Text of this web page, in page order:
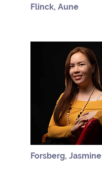
Flinck, Aune
Forsberg, Jasmine